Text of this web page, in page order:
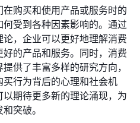
购买和使用产品或服务时的
受到各种因素影响的。通过
，企业可以更好地理解消费
的产品和服务。同时，消费
供了丰富多样的研究方向，
行为背后的心理和社会机
期待更多新的理论涌现，为
突破。